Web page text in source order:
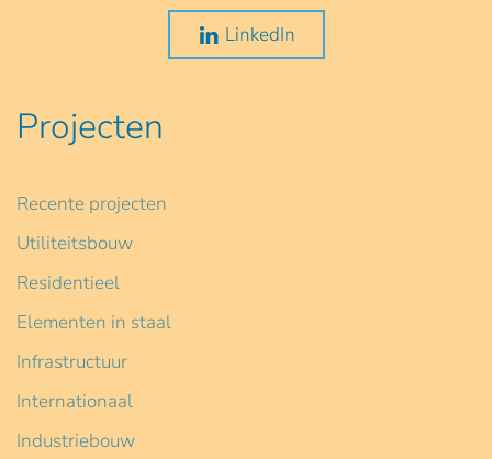
LinkedIn
Projecten
Recente projecten
Utiliteitsbouw
Residentieel
Elementen in staal
Infrastructuur
Internationaal
Industriebouw